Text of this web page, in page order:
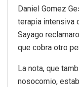
Daniel Gomez
terapia intensiva
Sayago
que cobra otro
La nota, que
nosocomio,